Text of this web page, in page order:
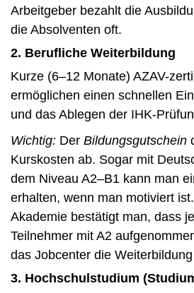
Arbeitgeber bezahlt die
die Absolventen oft.
2. Berufliche Weiterbildung
Kurze (6–12 Monate) AZAV-
ermöglichen einen schnellen
und das Ablegen der IHK-
Wichtig: Der Bildungsgutschein
Kurskosten ab. Sogar mit
dem Niveau A2–B1 kann man
erhalten, wenn man motiviert
Akademie bestätigt man, dass
Teilnehmer mit A2
das Jobcenter die
3. Hochschulstudium